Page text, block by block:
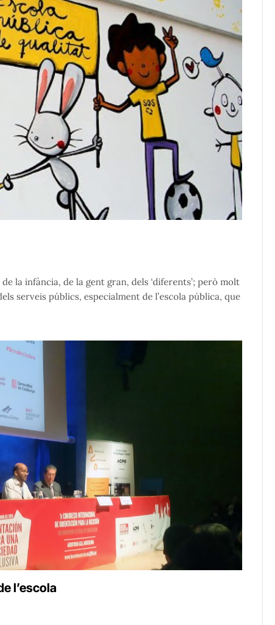
la infància, de la gent gran, dels ‘diferents’; però molt
serveis públics, especialment de l’escola pública, que
l’escola